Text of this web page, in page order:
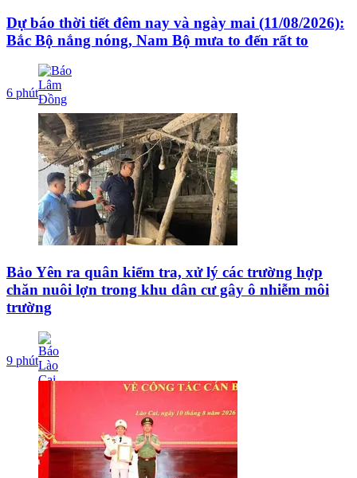
Dự báo thời tiết đêm nay và ngày mai (11/08/2026):
Bắc Bộ nắng nóng, Nam Bộ mưa to đến rất to
6 phút
Bảo Yên ra quân kiểm tra, xử lý các trường hợp
chăn nuôi lợn trong khu dân cư gây ô nhiễm môi
trường
9 phút